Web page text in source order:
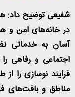
در خانه‌های امن و
آسان به خدماتی
اجتماعی و رفاهی
فرایند نوسازی را از
مناطق و بافت‌های